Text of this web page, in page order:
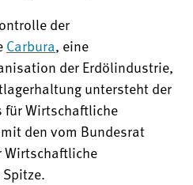
der
Carbura, eine
der Erdölindustrie,
untersteht der
für Wirtschaftliche
den vom Bundesrat
Wirtschaftliche